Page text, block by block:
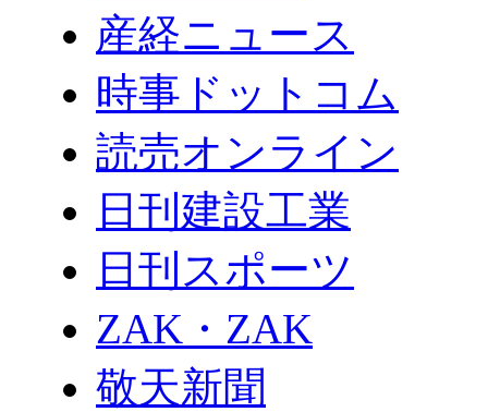
産経ニュース
時事ドットコム
読売オンライン
日刊建設工業
日刊スポーツ
ZAK・ZAK
敬天新聞